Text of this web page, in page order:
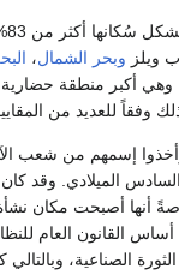
ويلز وبحر الشمال،
وهي أكبر منطقة حضارية
وفقاً للعديد من
إسمهم من شعب
الميلادي. وقد كان
أنها أصبحت مكان
أساس القانون العام
الصناعية،